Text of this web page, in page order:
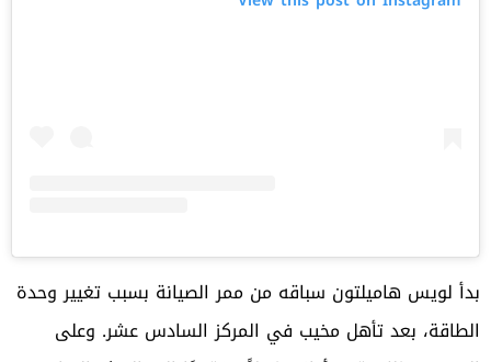
بدأ لويس هاميلتون سباقه من ممر الصيانة بسبب تغيير وحدة
الطاقة، بعد تأهل مخيب في المركز السادس عشر. وعلى